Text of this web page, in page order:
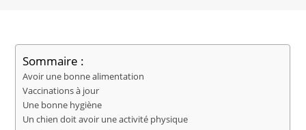
Sommaire :
Avoir une bonne alimentation
Vaccinations à jour
Une bonne hygiène
Un chien doit avoir une activité physique